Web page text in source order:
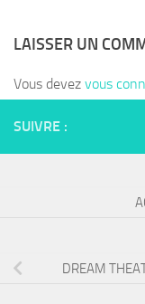
LAISSER UN
Vous devez vous
SUIVRE :
DREAM